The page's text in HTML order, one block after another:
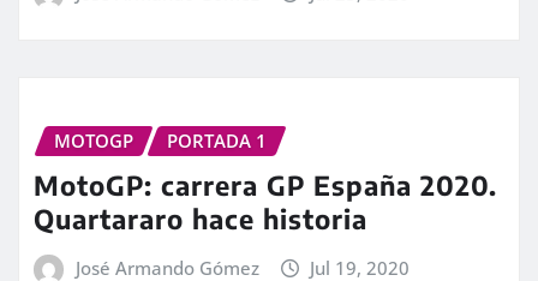
MOTOGP PORTADA 1
MotoGP: carrera GP España 2020.
Quartararo hace historia
José Armando Gómez Jul 19, 2020